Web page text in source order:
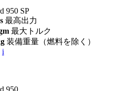
950 SP
最高出力
最大トルク
装備重量（燃料を除く）
i
950